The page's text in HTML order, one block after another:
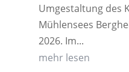
Umgestaltung des
Mühlensees
2026. Im...
mehr lesen